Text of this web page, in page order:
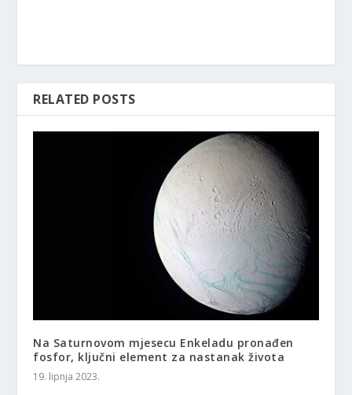
RELATED POSTS
Na Saturnovom mjesecu Enkeladu pronađen
fosfor, ključni element za nastanak života
19. lipnja 2023.